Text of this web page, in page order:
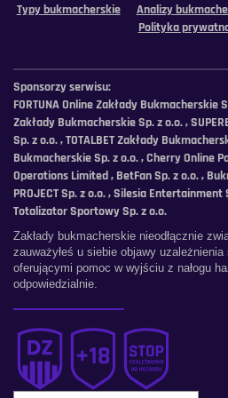
Zakłady bukmacherskie nieodłącznie
zauważyłeś u siebie objawy
oferującymi pomoc w wyjściu z nałogu
odpowiedzialnie.
Typy bukmacherskie Analizy
Polityka
Sponsorzy serwisu:
FORTUNA Online Zakłady Bukmacherskie
Zakłady Bukmacherskie Sp. z o.o. ,
Sp. z o.o. , TOTALBET Zakłady
Bukmacherskie Sp. z o.o. , Cherry Online
Operations Limited , BetFan Sp. z o.o. ,
PROJECT Sp. z o.o. , Silesia Entertainment
Totalizator Sportowy Sp. z o.o.